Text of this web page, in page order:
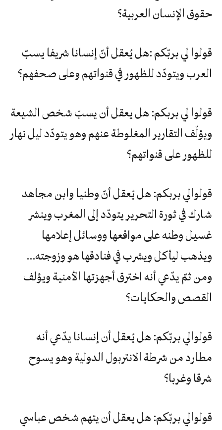
حقوق الإنسان العربية؟
قولوا لي بربّكم :هل يُعقل أنّ إنسانا شريفا يسبّ
العرب ويتودّد للظهور في قنواتهم وعلى صحفهم؟
قولوا لي بربكم: هل يعقل أن يسبّ شخص الشيعة
ويؤلّف التقارير المغلوطة عنهم وهو يتودّد ليل نهار
للظهور على قنواتهم؟
قولوالي بربكم: هل يُعقل أنّ وطنيا وابن مجاهد
شارك في ثورة التحرير يتودّد إلى المغرب وينشر
غسيل وطنه على مواقعها ووسائل إعلامها
ويذهب ليأكل ويشرب في فنادقها هو وزوجته…
ومن ثمّ يدّعي أنه اخترق أجهزتها الأمنية ويؤلف
القصص والحكايات؟
قولوالي بربّكم: هل يُعقل أن إنسانا يدّعي أنه
مطارد من شرطة الانتربول الدولية وهو يسوح
شرقا وغربا؟
قولوالي بربّكم: هل يعقل أن يتهم شخص عباسي